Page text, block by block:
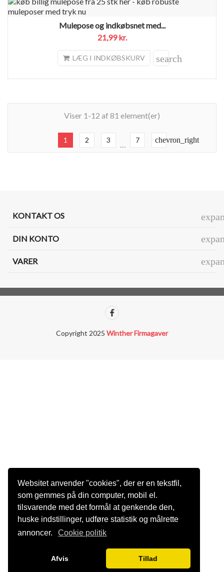
Websitet anvender "cookies", der er en tekstfil,
som gemmes på din computer, mobil el.
tilsvarende med det formål at genkende den,
huske indstillinger, udføre statistik og målrette
annoncer.
Cookie politik
Afvis Tillad
Mulepose og indkøbsnet med...
21,99 kr.
LÆG I INDKØBSKURV search
Viser 1-12 af 81 element(er)
1 2 3 7 chevron_right
KONTAKT OS
DIN KONTO
VARER
Copyright 2025 Winther Firmagaver